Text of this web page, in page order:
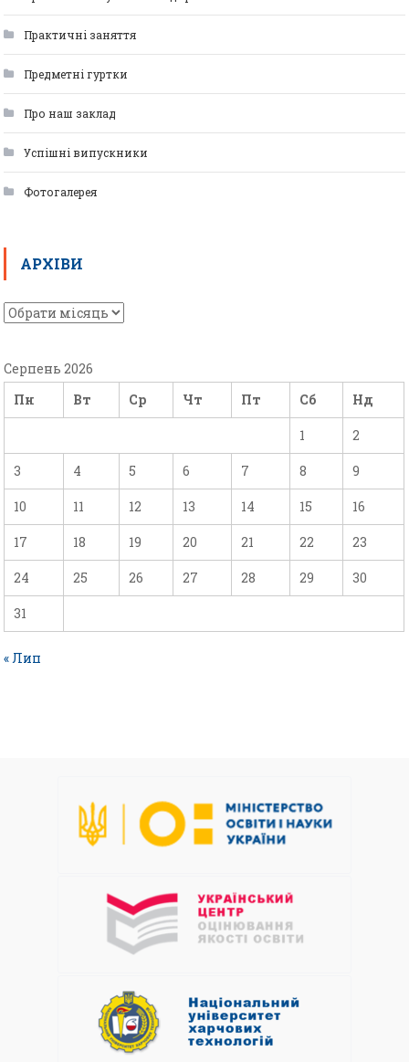
Практичні заняття
Предметні гуртки
Про наш заклад
Успішні випускники
Фотогалерея
АРХІВИ
Серпень 2026
Пн
Вт Ср Чт Пт Сб Нд
1 2
3 4 5 6 7 8 9
10 11 12 13 14 15 16
17 18 19 20 21 22 23
24 25 26 27 28 29 30
31
« Лип